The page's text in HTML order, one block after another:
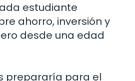
estudiante
ahorro, inversión y
desde una edad
prepararía para el